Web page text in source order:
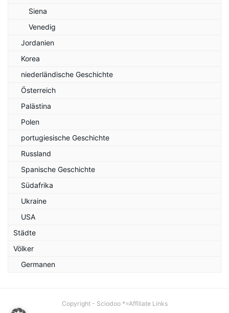
Siena
Venedig
Jordanien
Korea
niederländische Geschichte
Österreich
Palästina
Polen
portugiesische Geschichte
Russland
Spanische Geschichte
Südafrika
Ukraine
USA
Städte
Völker
Germanen
Copyright - Sciodoo *=Affiliate Links